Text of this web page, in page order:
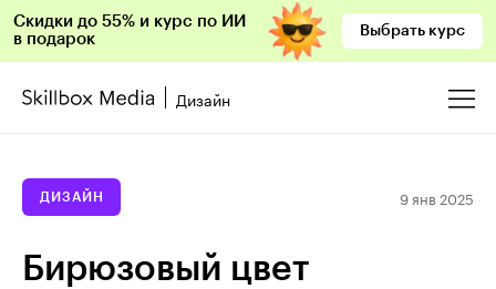
Скидки до 55% и курс по ИИ
в подарок
Выбрать курс
Дизайн
ДИЗАЙН 9 янв 2025
Бирюзовый цвет